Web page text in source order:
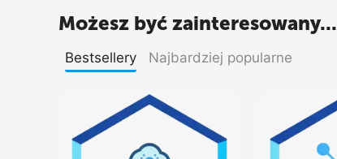
Możesz być zainteresowany...
Bestsellery Najbardziej popularne